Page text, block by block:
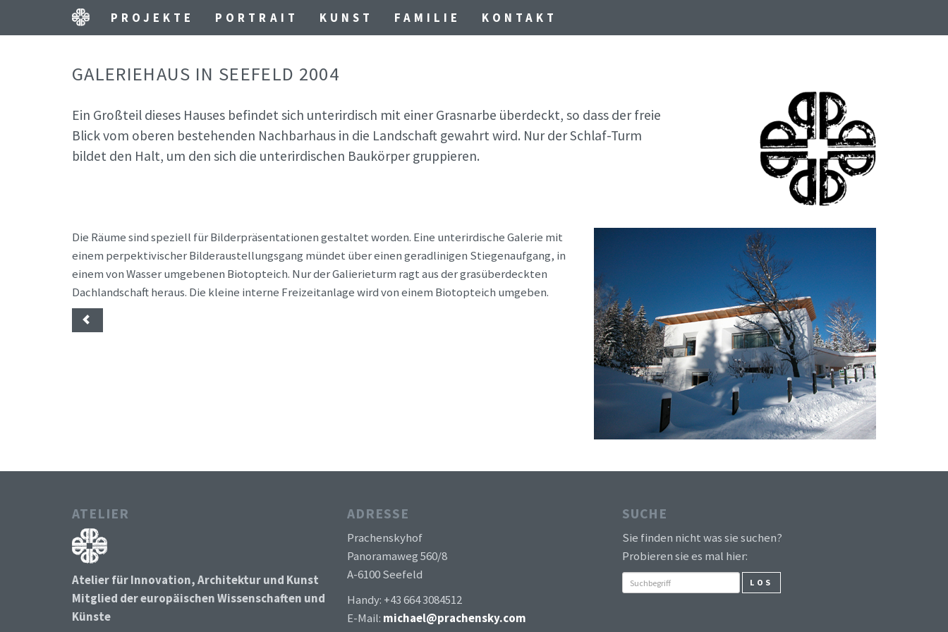
PROJEKTE PORTRAIT KUNST FAMILIE KONTAKT
GALERIEHAUS IN SEEFELD 2004
Ein Großteil dieses Hauses befindet sich unterirdisch mit einer Grasnarbe überdeckt, so dass der freie
Blick vom oberen bestehenden Nachbarhaus in die Landschaft gewahrt wird. Nur der Schlaf-Turm
bildet den Halt, um den sich die unterirdischen Baukörper gruppieren.
Die Räume sind speziell für Bilderpräsentationen gestaltet worden. Eine unterirdische Galerie mit
einem perpektivischer Bilderaustellungsgang mündet über einen geradlinigen Stiegenaufgang, in
einem von Wasser umgebenen Biotopteich. Nur der Galierieturm ragt aus der grasüberdeckten
Dachlandschaft heraus. Die kleine interne Freizeitanlage wird von einem Biotopteich umgeben.
ATELIER
Atelier für Innovation, Architektur und Kunst
Mitglied der europäischen Wissenschaften und
Künste
ADRESSE
Prachenskyhof
Panoramaweg 560/8
A-6100 Seefeld
Handy: +43 664 3084512
E-Mail: michael@prachensky.com
SUCHE
Sie finden nicht was sie suchen?
Probieren sie es mal hier:
LOS